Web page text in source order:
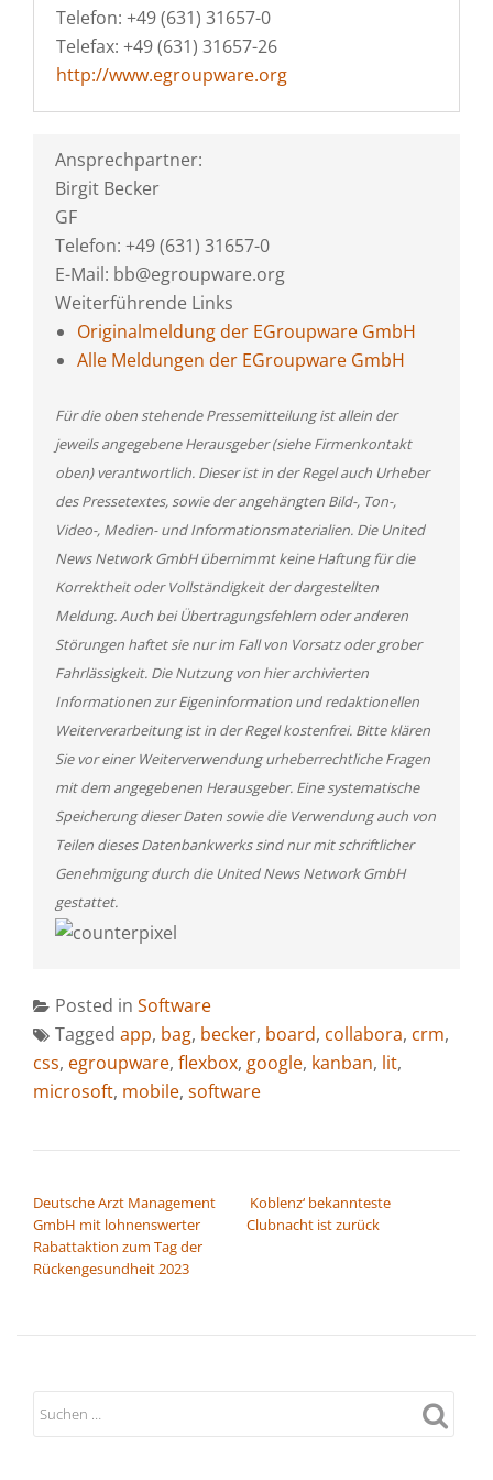
Telefon: +49 (631) 31657-0
Telefax: +49 (631) 31657-26
http://www.egroupware.org
Ansprechpartner:
Birgit Becker
GF
Telefon: +49 (631) 31657-0
E-Mail: bb@egroupware.org
Weiterführende Links
Originalmeldung der EGroupware GmbH
Alle Meldungen der EGroupware GmbH
Für die oben stehende Pressemitteilung ist allein der
jeweils angegebene Herausgeber (siehe Firmenkontakt
oben) verantwortlich. Dieser ist in der Regel auch Urheber
des Pressetextes, sowie der angehängten Bild-, Ton-,
Video-, Medien- und Informationsmaterialien. Die United
News Network GmbH übernimmt keine Haftung für die
Korrektheit oder Vollständigkeit der dargestellten
Meldung. Auch bei Übertragungsfehlern oder anderen
Störungen haftet sie nur im Fall von Vorsatz oder grober
Fahrlässigkeit. Die Nutzung von hier archivierten
Informationen zur Eigeninformation und redaktionellen
Weiterverarbeitung ist in der Regel kostenfrei. Bitte klären
Sie vor einer Weiterverwendung urheberrechtliche Fragen
mit dem angegebenen Herausgeber. Eine systematische
Speicherung dieser Daten sowie die Verwendung auch von
Teilen dieses Datenbankwerks sind nur mit schriftlicher
Genehmigung durch die United News Network GmbH
gestattet.
Posted in Software
Tagged app, bag, becker, board, collabora, crm,
css, egroupware, flexbox, google, kanban, lit,
microsoft, mobile, software
Deutsche Arzt Management
GmbH mit lohnenswerter
Rabattaktion zum Tag der
Rückengesundheit 2023
­ Koblenz‘ bekannteste
Clubnacht ist zurück